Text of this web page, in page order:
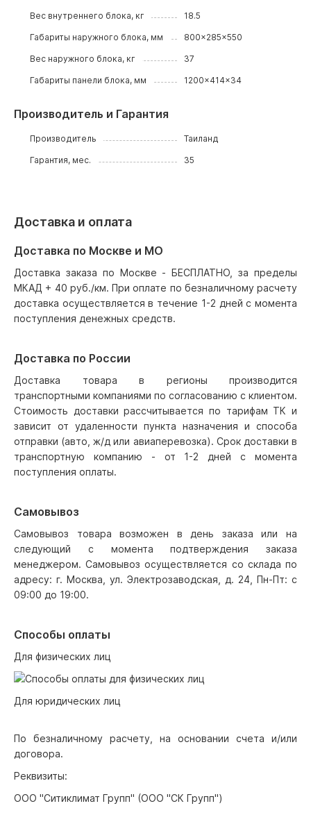
Вес внутреннего блока, кг 18.5
Габариты наружного блока, мм 800x285x550
Вес наружного блока, кг 37
Габариты панели блока, мм 1200x414x34
Производитель и Гарантия
Производитель Таиланд
Гарантия, мес. 35
Доставка и оплата
Доставка по Москве и МО
Доставка заказа по Москве - БЕСПЛАТНО, за пределы
МКАД + 40 руб./км. При оплате по безналичному расчету
доставка осуществляется в течение 1-2 дней с момента
поступления денежных средств.
Доставка по России
Доставка товара в регионы производится
транспортными компаниями по согласованию с клиентом.
Стоимость доставки рассчитывается по тарифам ТК и
зависит от удаленности пункта назначения и способа
отправки (авто, ж/д или авиаперевозка). Срок доставки в
транспортную компанию - от 1-2 дней с момента
поступления оплаты.
Самовывоз
Самовывоз товара возможен в день заказа или на
следующий с момента подтверждения заказа
менеджером. Самовывоз осуществляется со склада по
адресу: г. Москва, ул. Электрозаводская, д. 24, Пн-Пт: с
09:00 до 19:00.
Способы оплаты
Для физических лиц
Для юридических лиц
По безналичному расчету, на основании счета и/или
договора.
Реквизиты:
ООО "Ситиклимат Групп" (ООО "СК Групп")